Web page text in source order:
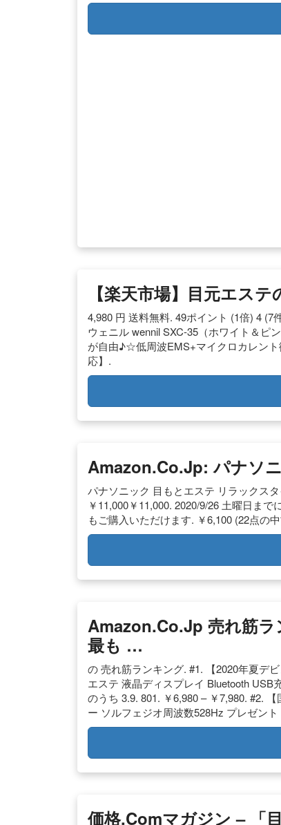
【楽天市場】目元エステ
4,980 円 送料無料. 49ポイント (1倍) 4
ウェニル wennil SXC-35（ホワイト＆
が自由♪☆低周波EMS+マイクロカレン
応】.
Amazon.co.jp: パナソ
パナソニック 目もとエステ リラックス
￥11,000￥11,000. 2020/9/26 土曜日ま
もご購入いただけます. ￥6,100 (22点の
Amazon.co.jp 売れ筋ラ
最も …
の 売れ筋ランキング. #1. 【2020年夏デ
エステ 液晶ディスプレイ Bluetooth USB
のうち 3.9. 801. ￥6,980 – ￥7,980. #2.
ー ソルフェジオ周波数528Hz プレゼン
価格.comマガジン – 「